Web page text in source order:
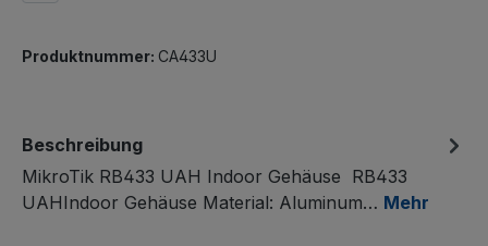
Produktnummer: CA433U
Beschreibung
MikroTik RB433 UAH Indoor Gehäuse RB433
UAHIndoor Gehäuse Material: Aluminum… Mehr